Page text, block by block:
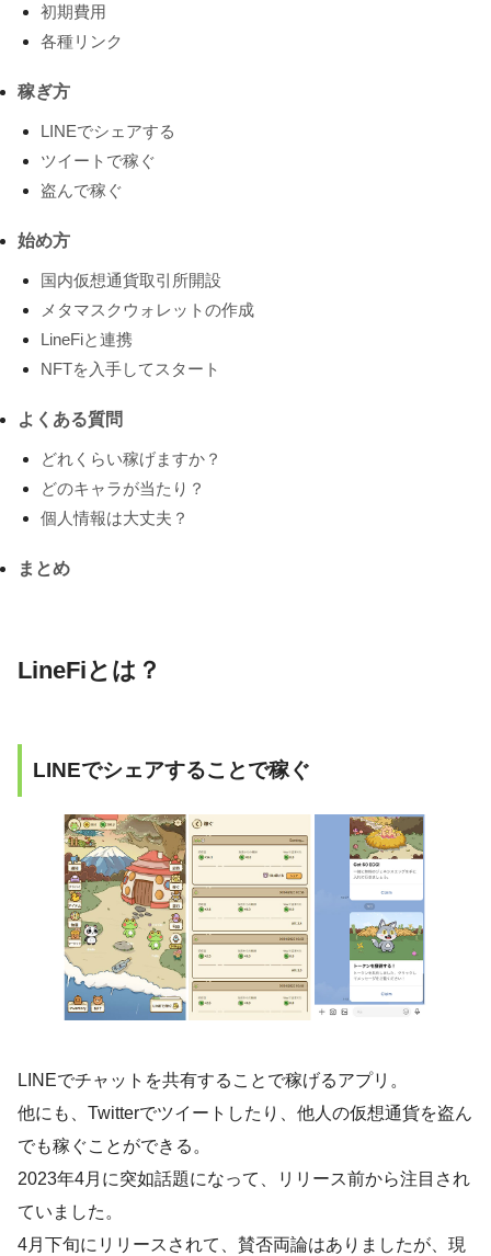
初期費用
各種リンク
稼ぎ方
LINEでシェアする
ツイートで稼ぐ
盗んで稼ぐ
始め方
国内仮想通貨取引所開設
メタマスクウォレットの作成
LineFiと連携
NFTを入手してスタート
よくある質問
どれくらい稼げますか？
どのキャラが当たり？
個人情報は大丈夫？
まとめ
LineFiとは？
LINEでシェアすることで稼ぐ
LINEでチャットを共有することで稼げるアプリ。
他にも、Twitterでツイートしたり、他人の仮想通貨を盗ん
でも稼ぐことができる。
2023年4月に突如話題になって、リリース前から注目され
ていました。
4月下旬にリリースされて、賛否両論はありましたが、現